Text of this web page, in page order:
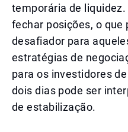
temporária de
fechar posições, o
desafiador para
estratégias de
para os investidores
dois dias pode ser
de estabilização.